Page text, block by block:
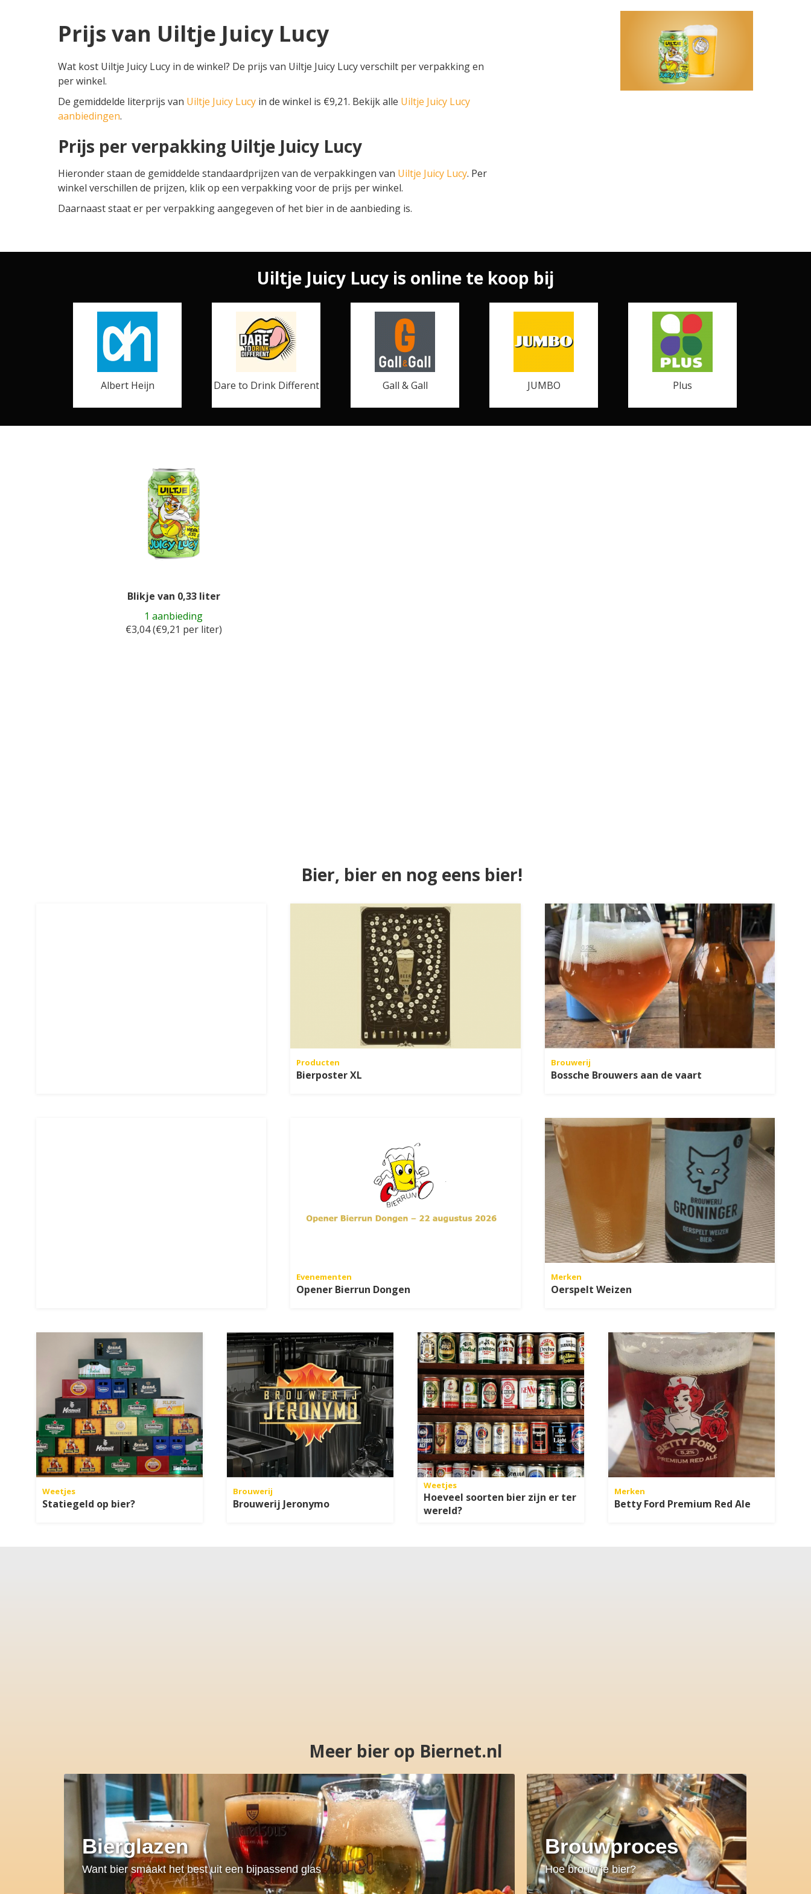
Prijs van Uiltje Juicy Lucy
Wat kost Uiltje Juicy Lucy in de winkel? De prijs van Uiltje Juicy Lucy verschilt per verpakking en
per winkel.
De gemiddelde literprijs van Uiltje Juicy Lucy in de winkel is €9,21. Bekijk alle Uiltje Juicy Lucy
aanbiedingen.
Prijs per verpakking Uiltje Juicy Lucy
Hieronder staan de gemiddelde standaardprijzen van de verpakkingen van Uiltje Juicy Lucy. Per
winkel verschillen de prijzen, klik op een verpakking voor de prijs per winkel.
Daarnaast staat er per verpakking aangegeven of het bier in de aanbieding is.
Uiltje Juicy Lucy is online te koop bij
Albert Heijn Dare to Drink Different Gall & Gall JUMBO Plus
Blikje van 0,33 liter
1 aanbieding
€3,04 (€9,21 per liter)
Bier, bier en nog eens bier!
Producten
Bierposter XL
Brouwerij
Bossche Brouwers aan de vaart
Evenementen
Opener Bierrun Dongen
Merken
Oerspelt Weizen
Weetjes
Statiegeld op bier?
Brouwerij
Brouwerij Jeronymo
Weetjes
Hoeveel soorten bier zijn er ter
wereld?
Merken
Betty Ford Premium Red Ale
Meer bier op Biernet.nl
Bierglazen
Want bier smaakt het best uit een bijpassend glas
Brouwproces
Hoe brouw je bier?